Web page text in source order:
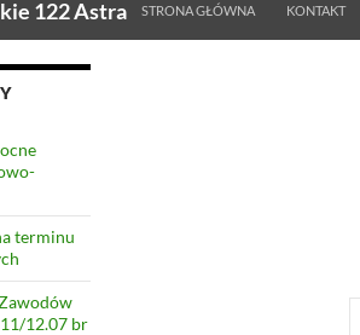
122 Astra STRONA GŁÓWNA KONTAKT
terminu
12.07 br